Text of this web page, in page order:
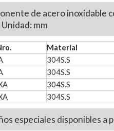
de acero inoxidable
mm
Material
304S.S
304S.S
304S.S
304S.S
especiales disponibles a